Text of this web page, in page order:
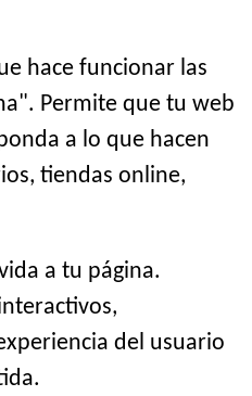
hace funcionar las
Permite que tu web
a lo que hacen
tiendas online,
a tu página.
del usuario